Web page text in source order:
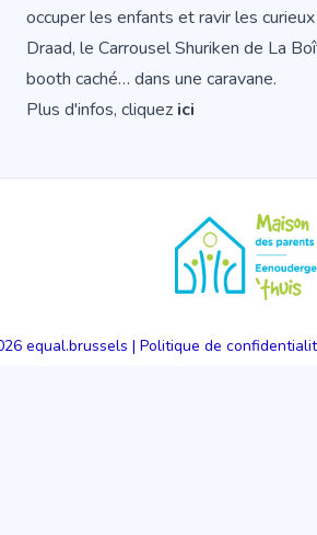
occuper les enfants et ravir les
Draad, le Carrousel Shuriken de La
booth caché… dans une caravane.
Plus d'infos, cliquez ici
equal.brussels | Politique de